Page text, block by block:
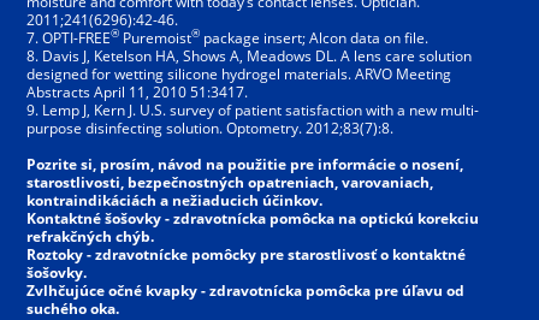
2011;241(6296):42-46.
7. OPTI-FREE® Puremoist® package insert; Alcon data on file.
8. Davis J, Ketelson HA, Shows A, Meadows DL. A lens care solution
designed for wetting silicone hydrogel materials. ARVO Meeting
Abstracts April 11, 2010 51:3417.
9. Lemp J, Kern J. U.S. survey of patient satisfaction with a new multi-
purpose disinfecting solution. Optometry. 2012;83(7):8.
Pozrite si, prosím, návod na použitie pre informácie o nosení,
starostlivosti, bezpečnostných opatreniach, varovaniach,
kontraindikáciách a nežiaducich účinkov.
Kontaktné šošovky - zdravotnícka pomôcka na optickú korekciu
refrakčných chýb.
Roztoky - zdravotnícke pomôcky pre starostlivosť o kontaktné
šošovky.
Zvlhčujúce očné kvapky - zdravotnícka pomôcka pre úľavu od
suchého oka.